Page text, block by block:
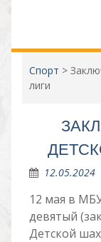
Спорт >
лиги
12.05.2024
12 мая в
девятый
Детской